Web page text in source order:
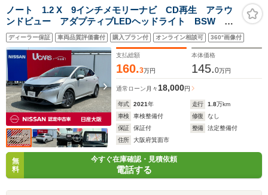
ノート 1.2 X 9インチメモリーナビ CD再生 アラウ
ンドビュー アダプティブLEDヘッドライト BSW 前
後踏み間違い防止アシスト 前後踏み間違い防止アシス
ト 衝突軽減ブレーキ装備
ディーラー保証 車両品質評価書付 購入プラン付 オンライン相談可 360°画像付
支払総額
160.3万円
本体価格
145.0万円
通常ローン 月々18,000円
年式 2021年 走行 1.8万km
車検
車検整備付 修復
なし
保証
保証付 整備
法定整備付
住所
大阪府箕面市
無
料
今すぐ在庫確認・見積依頼
電話する